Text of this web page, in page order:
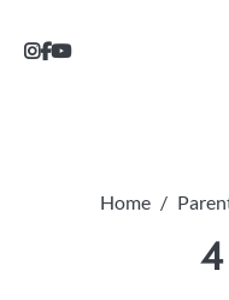
Home